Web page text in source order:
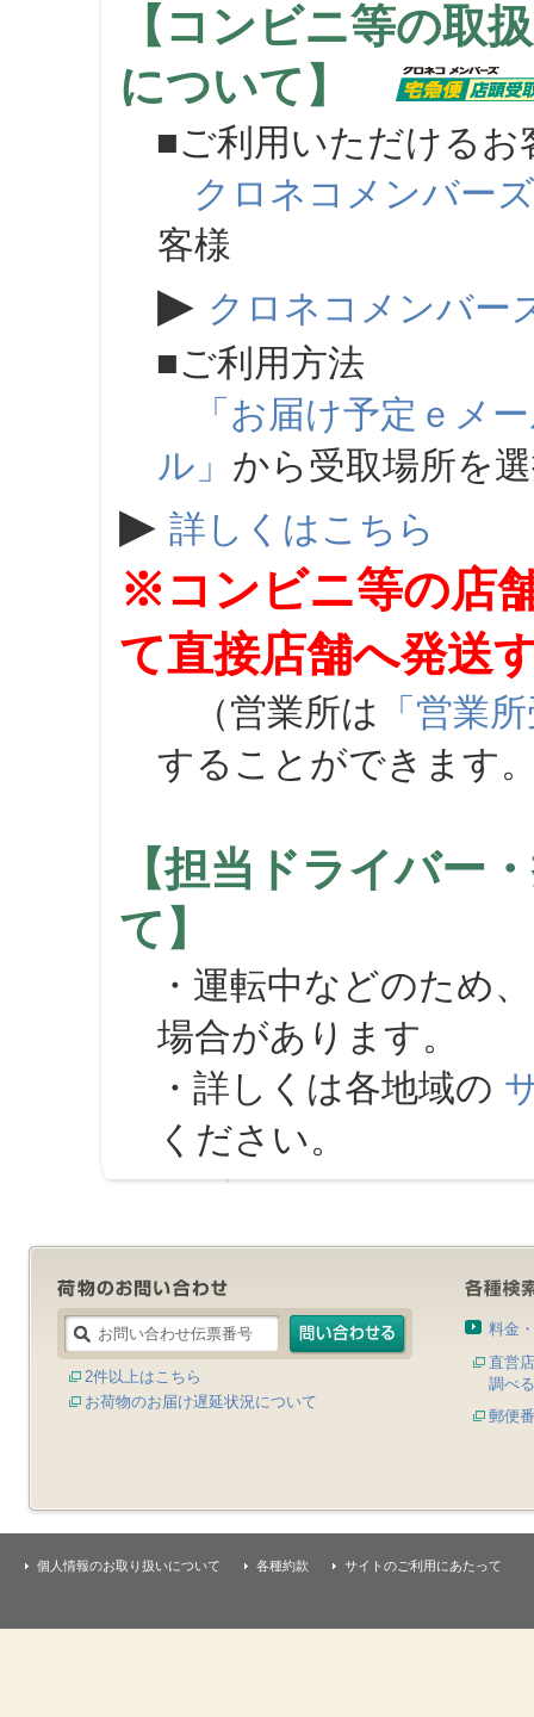
【コンビニ等の取
について】
■ご利用いただけるお
クロネコメンバーズ
客様
▶ クロネコメンバー
■ご利用方法
「お届け予定ｅメ
ル」 から受取場所を
▶ 詳しくはこちら
※コンビニ等の店
て直接店舗へ発送
（営業所は 「営業
することができます
【担当ドライバー
て】
・運転中などのため
場合があります。
・詳しくは各地域の
ください。
2件以上はこちら
お荷物のお届け遅延状況について
料金
直営
調べる
郵便
個人情報のお取り扱いについて 各種約款 サイトのご利用にあたって